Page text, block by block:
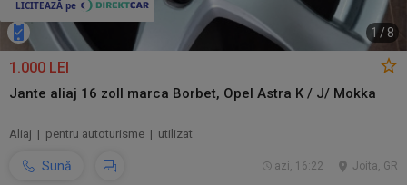
1/ 8
1.000 LEI
Jante aliaj 16 zoll marca Borbet, Opel Astra K / J/ Mokka
Aliaj | pentru autoturisme | utilizat
Sună Joita, GR
azi, 16:22